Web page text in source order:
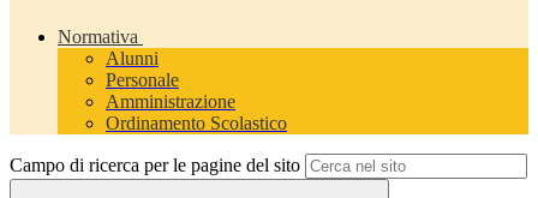
Normativa
Alunni
Personale
Amministrazione
Ordinamento Scolastico
Campo di ricerca per le pagine del sito